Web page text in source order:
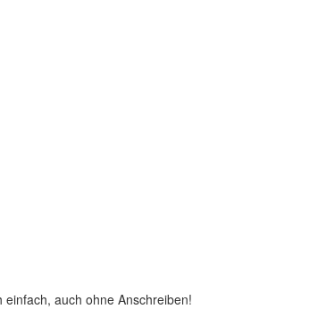
auch ohne Anschreiben!